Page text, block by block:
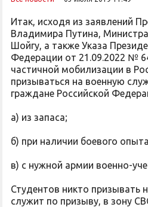
Итак, исходя из заявлений
Владимира Путина,
Шойгу, а также Указа
Федерации от 21.09.2022 №
частичной мобилизации в
призываться на военную
граждане Российской
а) из запаса;
б) при наличии боевого
в) с нужной армии военно-
Студентов никто призывать
служит по призыву, в зону